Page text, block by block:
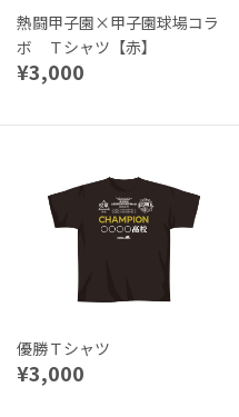
熱闘甲子園×甲子園球場コラ
ボ Ｔシャツ【赤】
¥3,000
優勝Ｔシャツ
¥3,000